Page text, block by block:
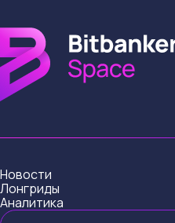
Новости
Лонгриды
Аналитика